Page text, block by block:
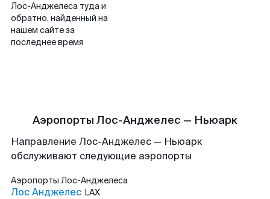
Лос-Анджелеса туда и
обратно, найденный на
нашем сайте за
последнее время
Аэропорты Лос-Анджелес — Ньюарк
Направление Лос-Анджелес — Ньюарк
обслуживают следующие аэропорты
Аэропорты Лос-Анджелеса
Лос Анджелес LAX